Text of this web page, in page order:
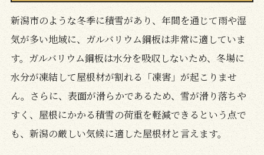
新潟市のような冬季に積雪があり、年間を通じて雨や湿
気が多い地域に、ガルバリウム鋼板は非常に適していま
す。ガルバリウム鋼板は水分を吸収しないため、冬場に
水分が凍結して屋根材が割れる「凍害」が起こりませ
ん。さらに、表面が滑らかであるため、雪が滑り落ちや
すく、屋根にかかる積雪の荷重を軽減できるという点で
も、新潟の厳しい気候に適した屋根材と言えます。